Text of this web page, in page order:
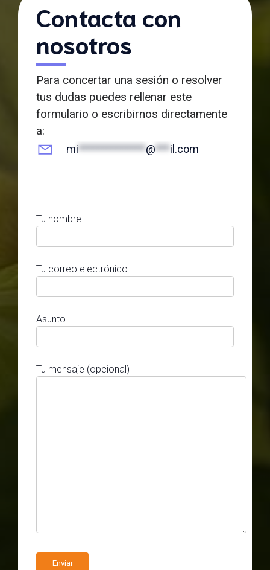
Contacta con
nosotros
Para concertar una sesión o resolver
tus dudas puedes rellenar este
formulario o escribirnos directamente
a:
mi**************@***il.com
Tu nombre
Tu correo electrónico
Asunto
Tu mensaje (opcional)